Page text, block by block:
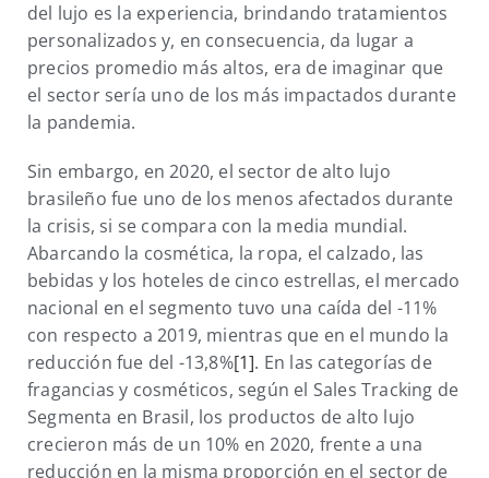
del lujo es la experiencia, brindando tratamientos
personalizados y, en consecuencia, da lugar a
precios promedio más altos, era de imaginar que
el sector sería uno de los más impactados durante
la pandemia.
Sin embargo, en 2020, el sector de alto lujo
brasileño fue uno de los menos afectados durante
la crisis, si se compara con la media mundial.
Abarcando la cosmética, la ropa, el calzado, las
bebidas y los hoteles de cinco estrellas, el mercado
nacional en el segmento tuvo una caída del -11%
con respecto a 2019, mientras que en el mundo la
reducción fue del -13,8%[1]. En las categorías de
fragancias y cosméticos, según el Sales Tracking de
Segmenta en Brasil, los productos de alto lujo
crecieron más de un 10% en 2020, frente a una
reducción en la misma proporción en el sector de